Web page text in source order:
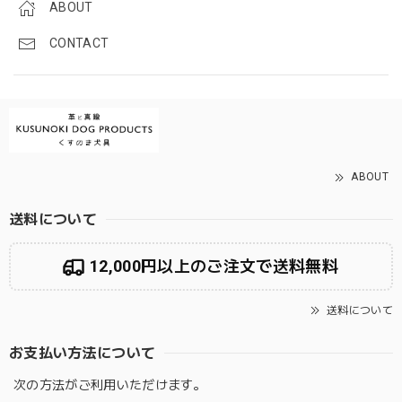
ABOUT
CONTACT
ABOUT
送料について
12,000円以上のご注文で送料無料
送料について
お支払い方法について
次の方法がご利用いただけます。